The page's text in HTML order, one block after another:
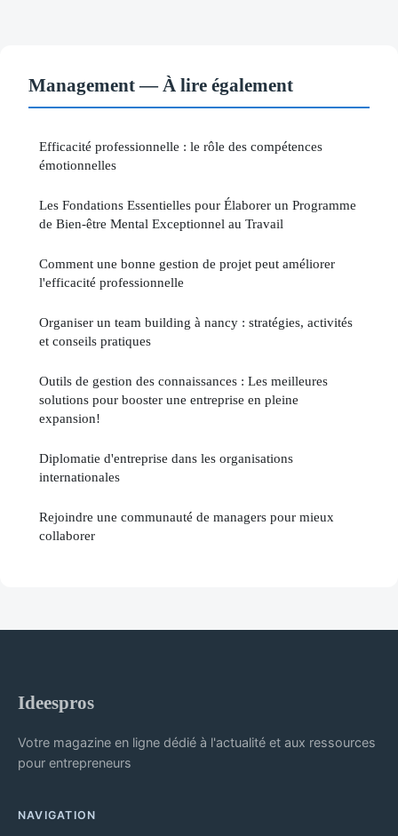
Management — À lire également
Efficacité professionnelle : le rôle des compétences
émotionnelles
Les Fondations Essentielles pour Élaborer un Programme
de Bien-être Mental Exceptionnel au Travail
Comment une bonne gestion de projet peut améliorer
l'efficacité professionnelle
Organiser un team building à nancy : stratégies, activités
et conseils pratiques
Outils de gestion des connaissances : Les meilleures
solutions pour booster une entreprise en pleine
expansion!
Diplomatie d'entreprise dans les organisations
internationales
Rejoindre une communauté de managers pour mieux
collaborer
Ideespros
Votre magazine en ligne dédié à l'actualité et aux ressources
pour entrepreneurs
NAVIGATION